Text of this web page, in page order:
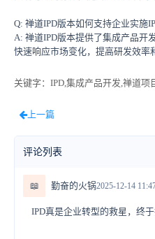
Q: 禅道IPD版本如何支持企业实施
A: 禅道IPD版本提供了集成产品开
快速响应市场变化，提高研发效率
关键字 ：IPD,集成产品开发,禅道项
上一篇
评论列表
📖 勤奋的火锅2025-12-14
IPD真是企业转型的救星，终于